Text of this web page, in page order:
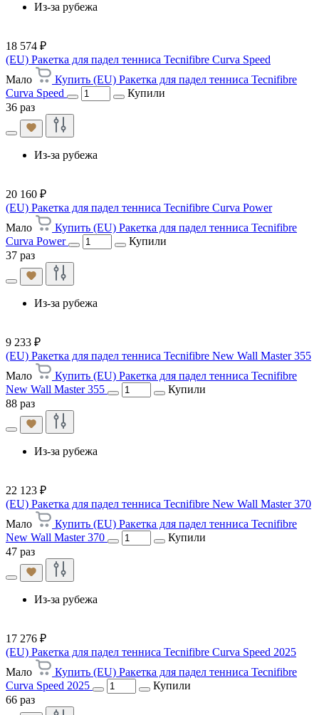
Из-за рубежа
18 574 ₽
(EU) Ракетка для падел тенниса Tecnifibre Curva Speed
Мало
Купить (EU) Ракетка для падел тенниса Tecnifibre
Curva Speed
Купили
36 раз
Из-за рубежа
20 160 ₽
(EU) Ракетка для падел тенниса Tecnifibre Curva Power
Мало
Купить (EU) Ракетка для падел тенниса Tecnifibre
Curva Power
Купили
37 раз
Из-за рубежа
9 233 ₽
(EU) Ракетка для падел тенниса Tecnifibre New Wall Master 355
Мало
Купить (EU) Ракетка для падел тенниса Tecnifibre
New Wall Master 355
Купили
88 раз
Из-за рубежа
22 123 ₽
(EU) Ракетка для падел тенниса Tecnifibre New Wall Master 370
Мало
Купить (EU) Ракетка для падел тенниса Tecnifibre
New Wall Master 370
Купили
47 раз
Из-за рубежа
17 276 ₽
(EU) Ракетка для падел тенниса Tecnifibre Curva Speed 2025
Мало
Купить (EU) Ракетка для падел тенниса Tecnifibre
Curva Speed 2025
Купили
66 раз